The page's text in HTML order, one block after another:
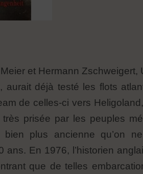
et Hermann Zschweigert,
aurait déjà testé les flots
de celles-ci vers
prisée par les peuples
plus ancienne qu’on
En 1976, l’historien
que de telles